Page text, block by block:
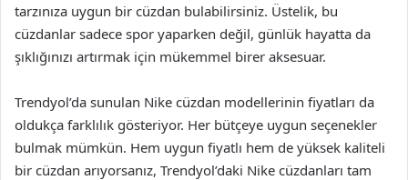
tarzınıza uygun bir cüzdan bulabilirsiniz. Üstelik, bu
cüzdanlar sadece spor yaparken değil, günlük hayatta da
şıklığınızı artırmak için mükemmel birer aksesuar.
Trendyol’da sunulan Nike cüzdan modellerinin fiyatları da
oldukça farklılık gösteriyor. Her bütçeye uygun seçenekler
bulmak mümkün. Hem uygun fiyatlı hem de yüksek kaliteli
bir cüzdan arıyorsanız, Trendyol’daki Nike cüzdanları tam